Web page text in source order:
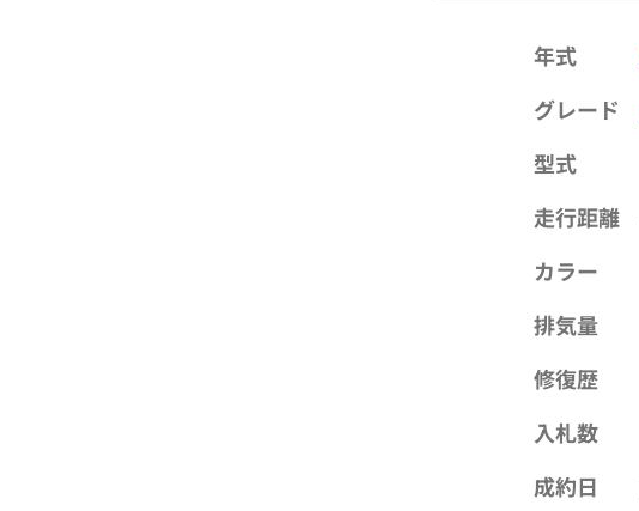
年式
グレード
型式
走行距離
カラー
排気量
修復歴
入札数
成約日